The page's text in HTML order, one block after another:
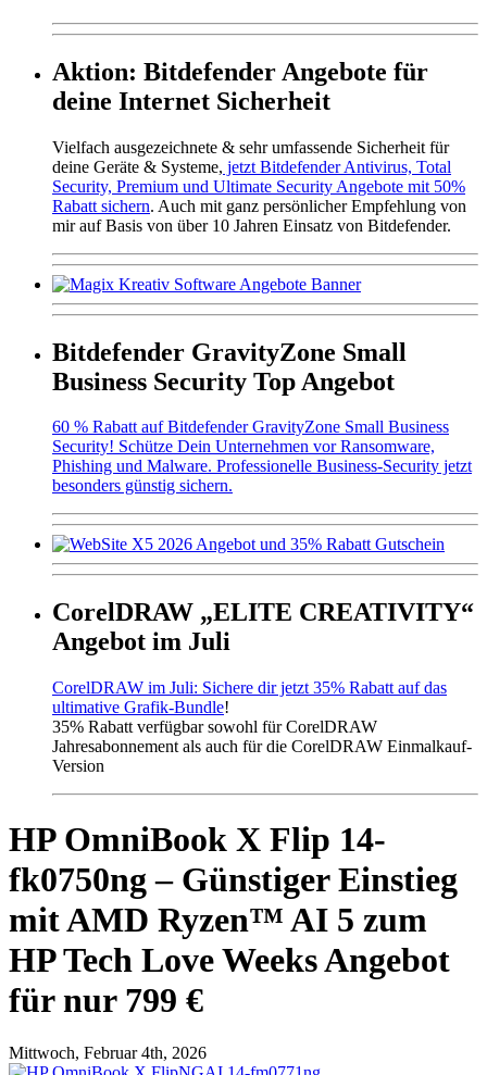
Aktion: Bitdefender Angebote für
deine Internet Sicherheit
Vielfach ausgezeichnete & sehr umfassende Sicherheit für
deine Geräte & Systeme, jetzt Bitdefender Antivirus, Total
Security, Premium und Ultimate Security Angebote mit 50%
Rabatt sichern. Auch mit ganz persönlicher Empfehlung von
mir auf Basis von über 10 Jahren Einsatz von Bitdefender.
Bitdefender GravityZone Small
Business Security Top Angebot
60 % Rabatt auf Bitdefender GravityZone Small Business
Security! Schütze Dein Unternehmen vor Ransomware,
Phishing und Malware. Professionelle Business-Security jetzt
besonders günstig sichern.
CorelDRAW „ELITE CREATIVITY“
Angebot im Juli
CorelDRAW im Juli: Sichere dir jetzt 35% Rabatt auf das
ultimative Grafik-Bundle!
35% Rabatt verfügbar sowohl für CorelDRAW
Jahresabonnement als auch für die CorelDRAW Einmalkauf-
Version
HP OmniBook X Flip 14-
fk0750ng – Günstiger Einstieg
mit AMD Ryzen™ AI 5 zum
HP Tech Love Weeks Angebot
für nur 799 €
Mittwoch, Februar 4th, 2026